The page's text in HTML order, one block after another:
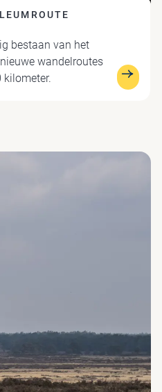
bestaan van het
wandelroutes